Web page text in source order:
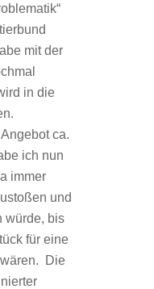
mit der
in die
ca.
ich nun
immer
und
würde, bis
für eine
Die